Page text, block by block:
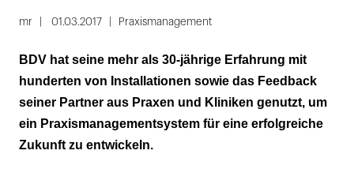
mr 01.03.2017 Praxismanagement
BDV hat seine mehr als 30-jährige Erfahrung mit
hunderten von Installationen sowie das Feedback
seiner Partner aus Praxen und Kliniken genutzt, um
ein Praxismanagementsystem für eine erfolgreiche
Zukunft zu entwickeln.